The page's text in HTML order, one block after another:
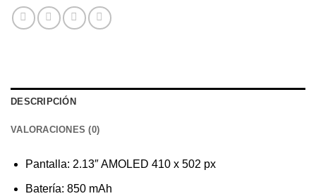
DESCRIPCIÓN
VALORACIONES (0)
Pantalla: 2.13″ AMOLED 410 x 502 px
Batería: 850 mAh